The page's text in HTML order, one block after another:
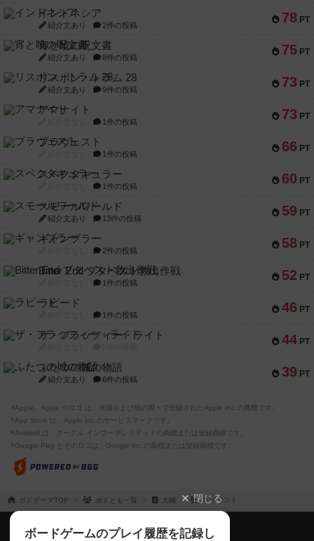
78 PT
インドネシア
紹介文あり 2件の投稿
75 PT
宵と暁の呪文書
紹介文あり 8件の投稿
73 PT
リスボン・トラム 28
紹介文あり 9件の投稿
73 PT
アマナイト
1件の投稿
66 PT
ブラヴェスト
1件の投稿
60 PT
スペクタキュラー
1件の投稿
59 PT
スモールワールド
紹介文あり 13件の投稿
58 PT
ギャンブラー
2件の投稿
52 PT
Bitter End ブタペスト救出作戦
1件の投稿
46 PT
ラピード
1件の投稿
44 PT
ザ・フラッフィー・ライト
39 PT
ふたつの城の物語
紹介文あり 6件の投稿
※Apple、Apple のロゴ は、米国および他の国々で登録されたApple Inc.の商標です。
※App Store は、Apple Inc.のサービスマークです。
※Android は、グーグル インコーポレイテッドの商標または登録商標です。
※Google Play とそのロゴは、Google Inc.の商標または登録商標です。
ボドゲーマTOP ボドとも一覧 大輔 マイリスト
閉じる
ボードゲームのプレイ履歴を記録し
ボドゲーマTOP